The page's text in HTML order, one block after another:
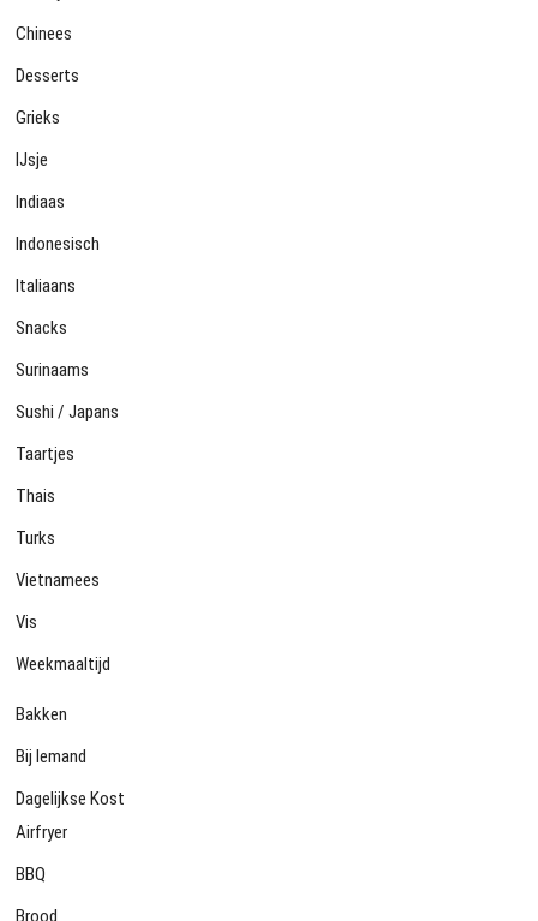
Chinees
Desserts
Grieks
IJsje
Indiaas
Indonesisch
Italiaans
Snacks
Surinaams
Sushi / Japans
Taartjes
Thais
Turks
Vietnamees
Vis
Weekmaaltijd
Bakken
Bij Iemand
Dagelijkse Kost
Airfryer
BBQ
Brood